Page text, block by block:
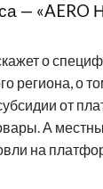
— «AERO
о
региона, о
от
А
на